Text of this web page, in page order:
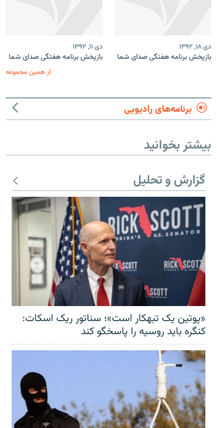
دی ۱۸, ۱۳۹۲
بازپخش برنامه‌ هفتگی صدای شما
دی ۱۱, ۱۳۹۲
بازپخش برنامه‌ هفتگی صدای شما
از همین مجموعه
برنامه‌های رادیویی
بیشتر بخوانید
گزارش و تحلیل
«پوتین یک تبهکار است»؛ سناتور ریک اسکات:
کنگره باید روسیه را پاسخگو کند